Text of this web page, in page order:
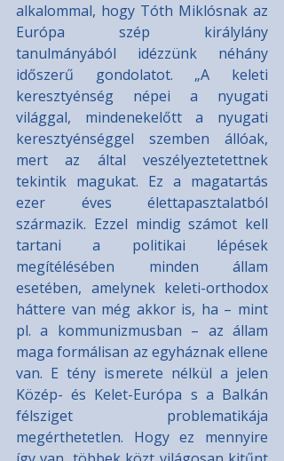
alkalommal, hogy Tóth Miklósnak az
Európa szép királylány
tanulmányából idézzünk néhány
időszerű gondolatot. „A keleti
keresztyénség népei a nyugati
világgal, mindenekelőtt a nyugati
keresztyénséggel szemben állóak,
mert az által veszélyeztetettnek
tekintik magukat. Ez a magatartás
ezer éves élettapasztalatból
származik. Ezzel mindig számot kell
tartani a politikai lépések
megítélésében minden állam
esetében, amelynek keleti-orthodox
háttere van még akkor is, ha – mint
pl. a kommunizmusban – az állam
maga formálisan az egyháznak ellene
van. E tény ismerete nélkül a jelen
Közép- és Kelet-Európa s a Balkán
félsziget problematikája
megérthetetlen. Hogy ez mennyire